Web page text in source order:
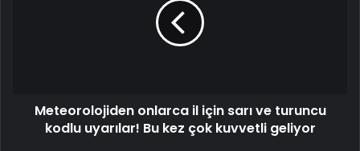
Meteorolojiden onlarca il için sarı ve turuncu
kodlu uyarılar! Bu kez çok kuvvetli geliyor